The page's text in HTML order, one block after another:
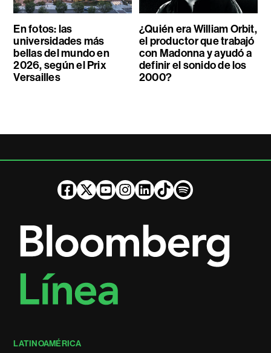
En fotos: las
universidades más
bellas del mundo en
2026, según el Prix
Versailles
¿Quién era William Orbit,
el productor que trabajó
con Madonna y ayudó a
definir el sonido de los
2000?
LATINOAMÉRICA